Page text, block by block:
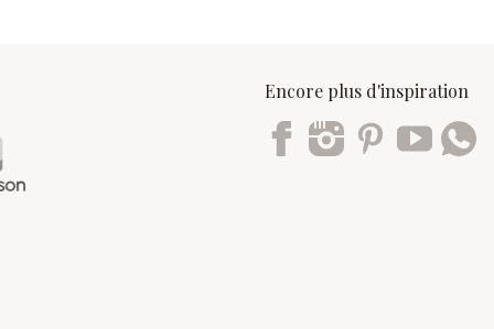
Encore plus d'inspiration